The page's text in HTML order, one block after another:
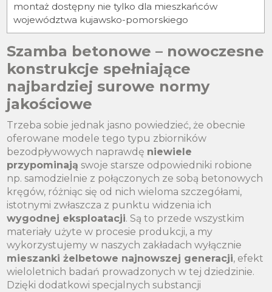
montaż dostępny nie tylko dla mieszkańców
województwa kujawsko-pomorskiego
Szamba betonowe – nowoczesne
konstrukcje spełniające
najbardziej surowe normy
jakościowe
Trzeba sobie jednak jasno powiedzieć, że obecnie
oferowane modele tego typu zbiorników
bezodpływowych naprawdę niewiele
przypominają swoje starsze odpowiedniki robione
np. samodzielnie z połączonych ze sobą betonowych
kręgów, różniąc się od nich wieloma szczegółami,
istotnymi zwłaszcza z punktu widzenia ich
wygodnej eksploatacji. Są to przede wszystkim
materiały użyte w procesie produkcji, a my
wykorzystujemy w naszych zakładach wyłącznie
mieszanki żelbetowe najnowszej generacji, efekt
wieloletnich badań prowadzonych w tej dziedzinie.
Dzięki dodatkowi specjalnych substancji